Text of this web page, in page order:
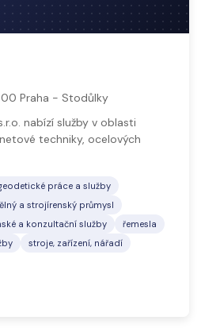
00 Praha - Stodůlky
nabízí služby v oblasti
techniky, ocelových
práce a služby
a strojírenský průmysl
a konzultační služby
řemesla
stroje, zařízení, nářadí